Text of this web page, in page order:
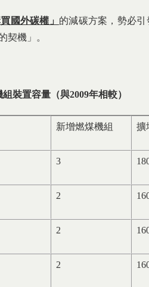
國外碳權」 的減碳方案，勢必
契機」。
組裝置容量（與2009年相較）
新增燃煤機組 擴
3
2
2
2